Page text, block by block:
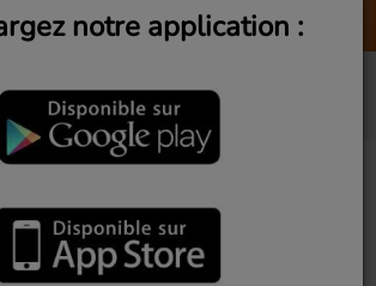
don à Radio M's
notre application :